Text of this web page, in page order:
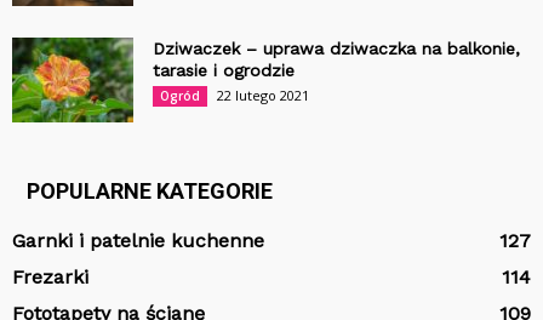
Dziwaczek – uprawa dziwaczka na balkonie,
tarasie i ogrodzie
Ogród 22 lutego 2021
POPULARNE KATEGORIE
Garnki i patelnie kuchenne
127
Frezarki
114
Fototapety na ścianę
109